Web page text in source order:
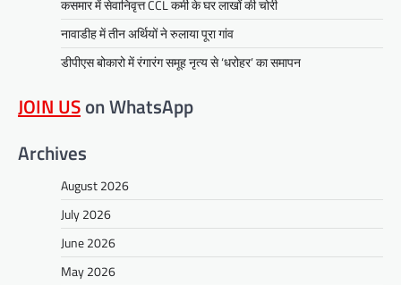
कसमार में सेवानिवृत्त CCL कर्मी के घर लाखों की चोरी
नावाडीह में तीन अर्थियों ने रुलाया पूरा गांव
डीपीएस बोकारो में रंगारंग समूह नृत्य से ‘धरोहर’ का समापन
JOIN USon WhatsApp
Archives
August 2026
July 2026
June 2026
May 2026